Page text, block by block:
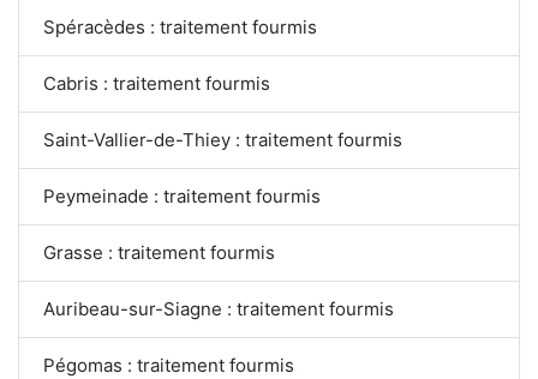
Spéracèdes : traitement fourmis
Cabris : traitement fourmis
Saint-Vallier-de-Thiey : traitement fourmis
Peymeinade : traitement fourmis
Grasse : traitement fourmis
Auribeau-sur-Siagne : traitement fourmis
Pégomas : traitement fourmis